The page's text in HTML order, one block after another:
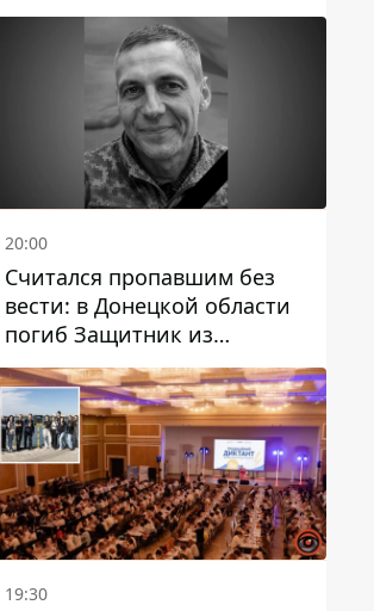
20:00
Считался пропавшим без
вести: в Донецкой области
погиб Защитник из
Каменского Антон
Красовский
19:30